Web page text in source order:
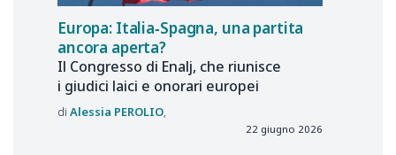
Europa: Italia‑Spagna, una partita
ancora aperta?
Il Congresso di Enalj, che riunisce
i giudici laici e onorari europei
Alessia PEROLIO
22 giugno 2026